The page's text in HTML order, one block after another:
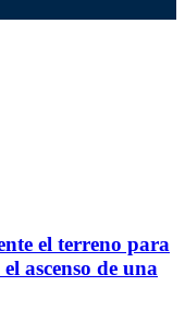
el terreno para
ascenso de una